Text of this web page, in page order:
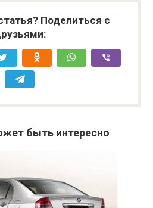
Поделиться с
быть интересно